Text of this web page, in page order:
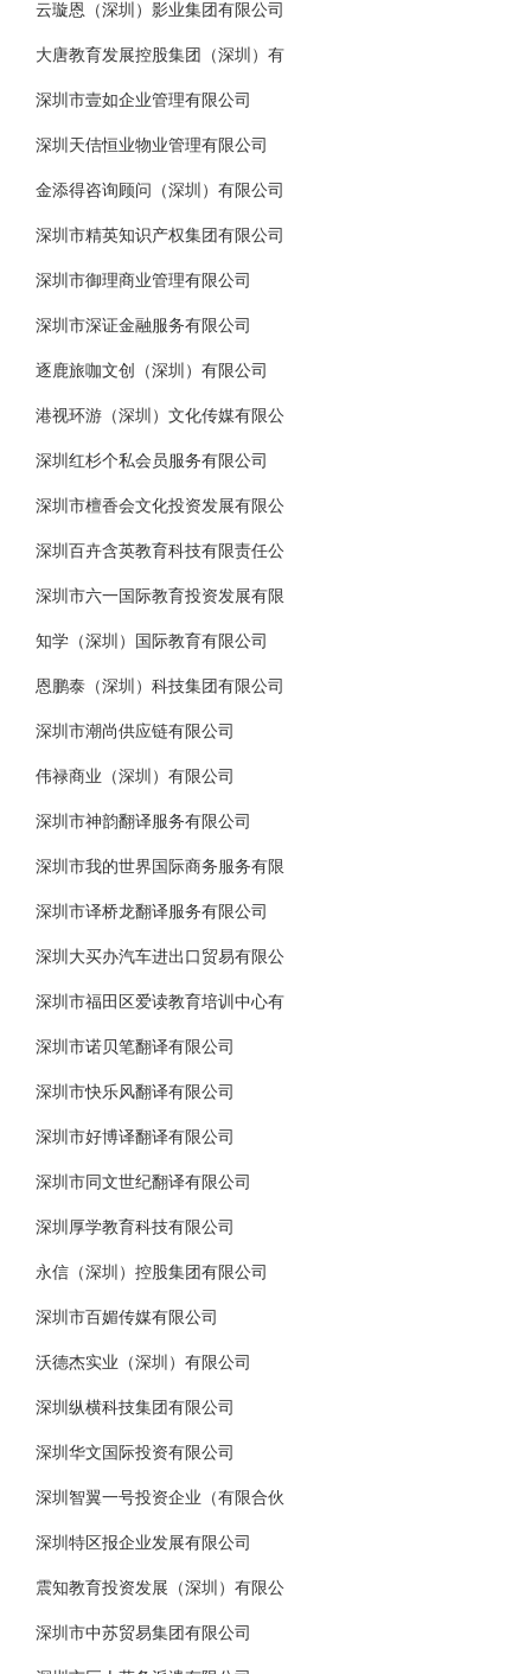
云璇恩（深圳）影业集团有限公司
大唐教育发展控股集团（深圳）有
深圳市壹如企业管理有限公司
深圳天佶恒业物业管理有限公司
金添得咨询顾问（深圳）有限公司
深圳市精英知识产权集团有限公司
深圳市御理商业管理有限公司
深圳市深证金融服务有限公司
逐鹿旅咖文创（深圳）有限公司
港视环游（深圳）文化传媒有限公
深圳红杉个私会员服务有限公司
深圳市檀香会文化投资发展有限公
深圳百卉含英教育科技有限责任公
深圳市六一国际教育投资发展有限
知学（深圳）国际教育有限公司
恩鹏泰（深圳）科技集团有限公司
深圳市潮尚供应链有限公司
伟禄商业（深圳）有限公司
深圳市神韵翻译服务有限公司
深圳市我的世界国际商务服务有限
深圳市译桥龙翻译服务有限公司
深圳大买办汽车进出口贸易有限公
深圳市福田区爱读教育培训中心有
深圳市诺贝笔翻译有限公司
深圳市快乐风翻译有限公司
深圳市好博译翻译有限公司
深圳市同文世纪翻译有限公司
深圳厚学教育科技有限公司
永信（深圳）控股集团有限公司
深圳市百媚传媒有限公司
沃德杰实业（深圳）有限公司
深圳纵横科技集团有限公司
深圳华文国际投资有限公司
深圳智翼一号投资企业（有限合伙
深圳特区报企业发展有限公司
震知教育投资发展（深圳）有限公
深圳市中苏贸易集团有限公司